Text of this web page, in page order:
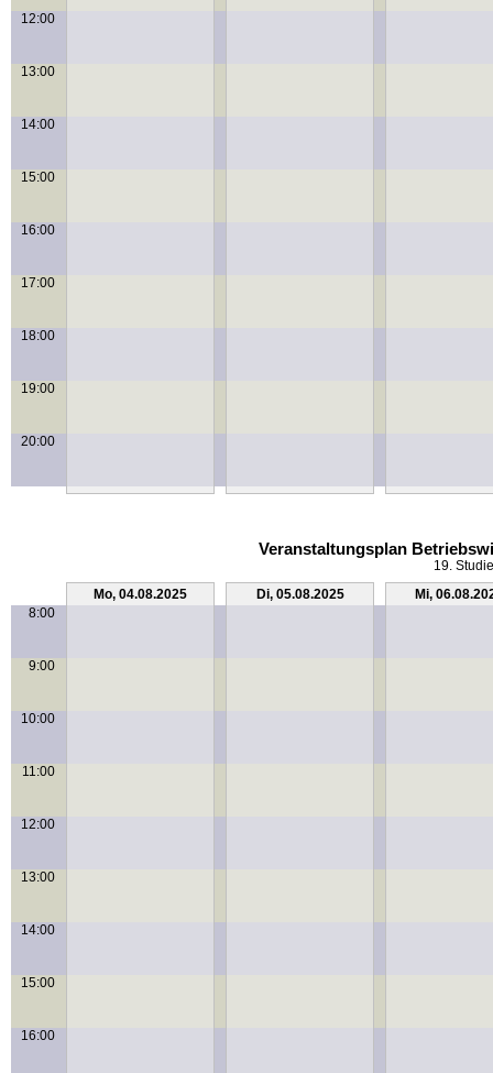
12:00
13:00
14:00
15:00
16:00
17:00
18:00
19:00
20:00
Veranstaltungsplan
19.
Mo, 04.08.2025
Di, 05.08.2025
Mi,
8:00
9:00
10:00
11:00
12:00
13:00
14:00
15:00
16:00